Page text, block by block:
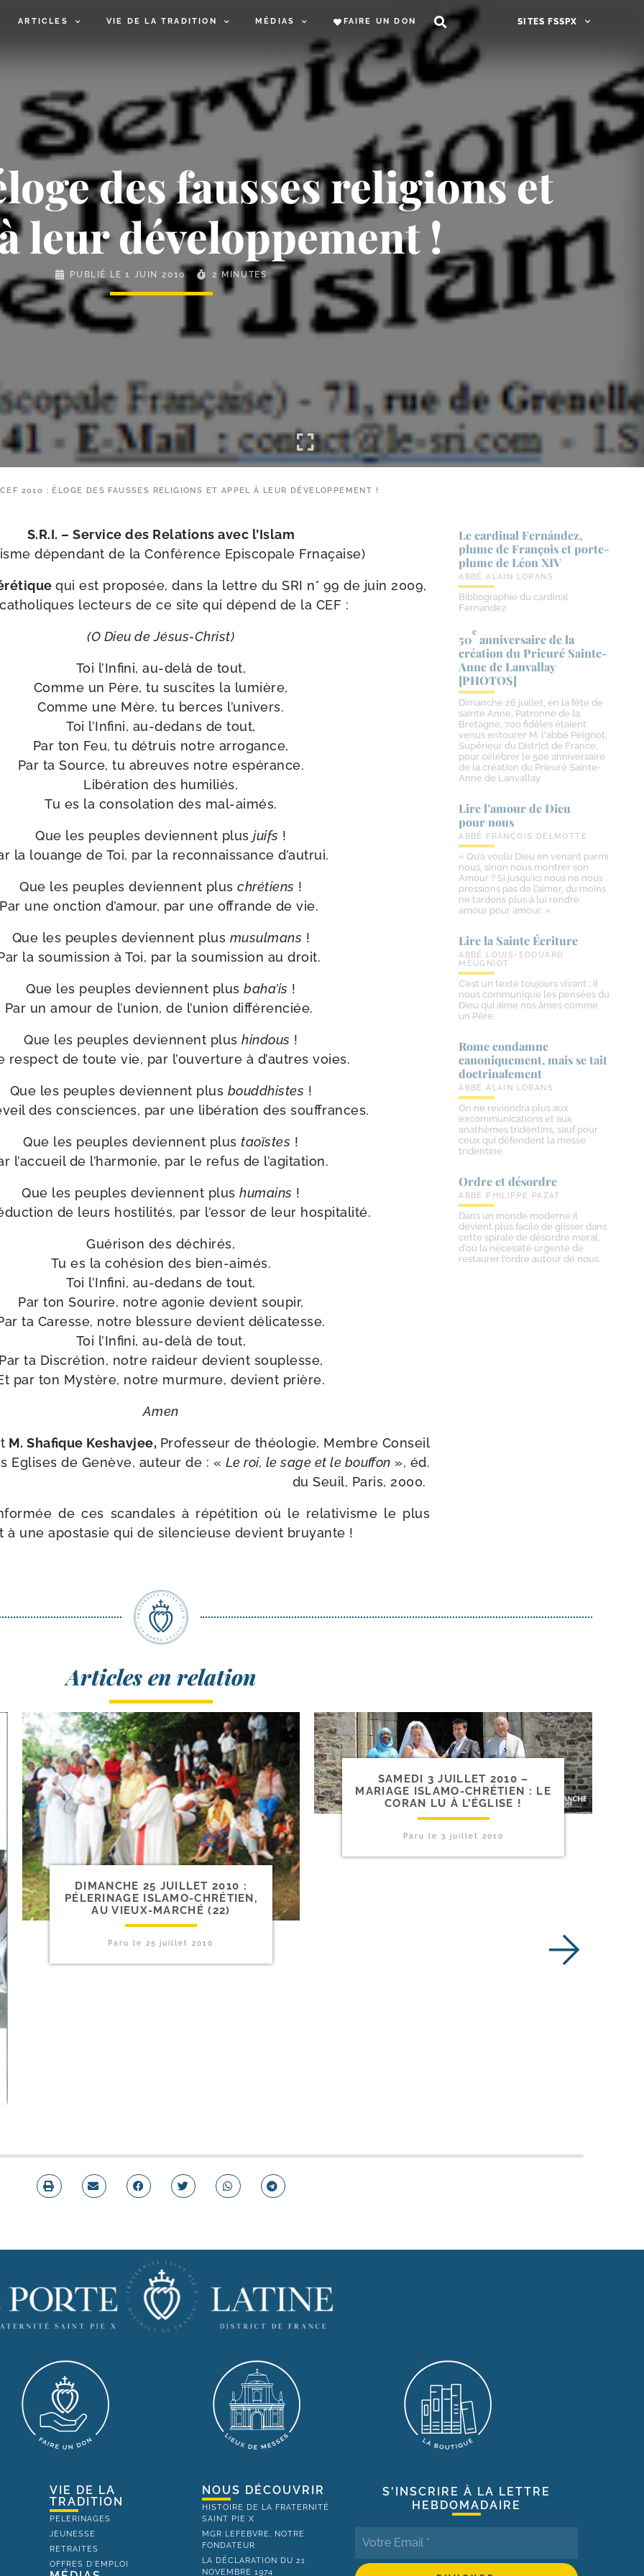
ARTICLES VIE DE LA TRADITION MÉDIAS FAIRE UN DON SITES FSSPX
des fausses religions et
leur développement !
PUBLIÉ LE1 JUIN 2010 2 MINUTES
CEF 2010 : ÉLOGE DES FAUSSES RELIGIONS ET APPEL À LEUR DÉVELOPPEMENT !
S.R.I. – Service des Relations avec l’Islam
dépen­dant de la Conférence Episcopale Frnaçaise)
qui est pro­po­sée, dans la lettre du SRI n° 99 de juin 2009,
lec­teurs de ce site qui dépend de la CEF :
(O Dieu de Jésus-​Christ)
Toi l’Infini, au-​delà de tout,
Comme un Père, tu sus­cites la lumière,
Comme une Mère, tu berces l’u­ni­vers.
Toi l’Infini, au-​dedans de tout,
Par ton Feu, tu détruis notre arro­gance,
Par ta Source, tu abreuves notre espé­rance.
Libération des humi­liés,
Tu es la conso­la­tion des mal-aimés.
Que les peuples deviennent plusjuifs !
la louange de Toi, par la recon­nais­sance d’autrui.
Que les peuples deviennent pluschré­tiens !
Par une onc­tion d’a­mour, par une offrande de vie.
Que les peuples deviennent plus musul­mans !
la sou­mis­sion à Toi, par la sou­mis­sion au droit.
Que les peuples deviennent plusbaha’is !
Par un amour de l’u­nion, de l’u­nion différenciée.
Que les peuples deviennent plushin­dous !
res­pect de toute vie, par l’ou­ver­ture à d’autres voies.
Que les peuples deviennent plus boud­dhistes !
des consciences, par une libé­ra­tion des souffrances.
Que les peuples deviennent plus taoïstes !
l’ac­cueil de l’har­mo­nie, par le refus de l’agitation.
Que les peuples deviennent plushumains !
de leurs hos­ti­li­tés, par l’es­sor de leur hospitalité.
Guérison des déchi­rés,
Tu es la cohé­sion des bien-​aimés.
Toi l’Infini, au-​dedans de tout,
Par ton Sourire, notre ago­nie devient sou­pir,
ta Caresse, notre bles­sure devient déli­ca­tesse.
Toi l’Infini, au-​delà de tout,
ta Discrétion, notre rai­deur devient sou­plesse,
par ton Mystère, notre mur­mure, devient prière.
Amen
M. Shafique Keshavjee, Professeur de théo­lo­gie, Membre Conseil
Eglises de Genève, auteur de : « Le roi, le sage et le bouf­fon », éd.
du Seuil, Paris, 2000.
de ces scan­dales à répé­ti­tion où le rela­ti­visme le plus
à une apos­ta­sie qui de silen­cieuse devient bruyante !
Le cardinal Fernández,
plume de François et porte-​
plume de Léon XIV
ABBÉ ALAIN LORANS
Bibliographie du cardinal
Fernandez
50
e
anniversaire de la
création du Prieuré Sainte-​
Anne de Lanvallay
[PHOTOS]
Dimanche 26 juillet, en la fête de
sainte Anne, Patronne de la
Bretagne, 700 fidèles étaient
venus entourer M. l'abbé Peignot,
Supérieur du District de France,
pour célébrer le 50e anniversaire
de la création du Prieuré Sainte-
Anne de Lanvallay
Lire l’amour de Dieu
pour nous
ABBÉ FRANÇOIS DELMOTTE
« Qu’a voulu Dieu en venant parmi
nous, sinon nous montrer son
Amour ? Si jusqu’ici nous ne nous
pressions pas de l’aimer, du moins
ne tardons plus à lui rendre
amour pour amour. »
Lire la Sainte Écriture
ABBÉ LOUIS-EDOUARD
MEUGNIOT
C’est un texte toujours vivant ; il
nous communique les pensées du
Dieu qui aime nos âmes comme
un Père.
Rome condamne
canoniquement, mais se tait
doctrinalement
ABBÉ ALAIN LORANS
On ne reviendra plus aux
excommunications et aux
anathèmes tridentins, sauf pour
ceux qui défendent la messe
tridentine.
Ordre et désordre
ABBÉ PHILIPPE PAZAT
Dans un monde moderne il
devient plus facile de glisser dans
cette spirale de désordre moral,
d’où la nécessité urgente de
restaurer l’ordre autour de nous.
Articles en relation
DIMANCHE 25 JUILLET 2010 :
PÉLERINAGE ISLAMO-​CHRÉTIEN,
AU VIEUX-​MARCHÉ (22)
Paru le25 juillet 2010
SAMEDI 3 JUILLET 2010 –
MARIAGE ISLAMO-​CHRÉTIEN : LE
CORAN LU À L’ÉGLISE !
Paru le 3 juillet 2010
VIE DE LA
TRADITION
PELERINAGES
JEUNESSE
RETRAITES
OFFRES D'EMPLOI
NOUS DÉCOUVRIR
HISTOIRE DE LA FRATERNITÉ
SAINT PIE X
MGR LEFEBVRE, NOTRE
FONDATEUR
LA DÉCLARATION DU 21
NOVEMBRE 1974
S'INSCRIRE À LA LETTRE
HEBDOMADAIRE